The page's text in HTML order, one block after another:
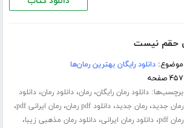
حقم نیست
موضوع:دانلود رایگان بهترین رمان‌ها
۴۵۷ صفحه
برچسب‌ها:دانلود رمان رایگان،رمان،دانلود رمان،دانلود
رمان جدید،رمان جدید،دانلود pdf رمان ،رمان ایرانی pdf ،
رمان pdf ،دانلود رمان ایرانی،دانلود رمان مذهبی زیبا،